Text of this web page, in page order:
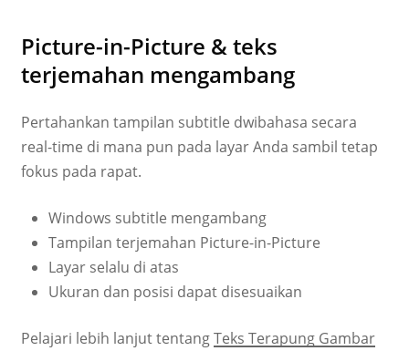
Picture-in-Picture & teks
terjemahan mengambang
Pertahankan tampilan subtitle dwibahasa secara
real-time di mana pun pada layar Anda sambil tetap
fokus pada rapat.
Windows subtitle mengambang
Tampilan terjemahan Picture-in-Picture
Layar selalu di atas
Ukuran dan posisi dapat disesuaikan
Pelajari lebih lanjut tentangTeks Terapung Gambar